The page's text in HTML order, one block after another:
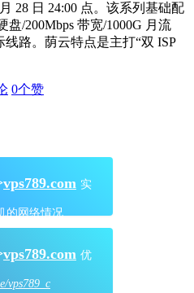
28 日 24:00 点。该系列基础配
盘/200Mbps 带宽/1000G 月流
路。荫云特点是主打“双 ISP
0个赞
vps789.com 实
的网络情况
vps789.com 优
vps789_c